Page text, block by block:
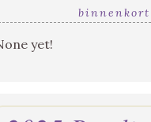
binnenkort
yet!